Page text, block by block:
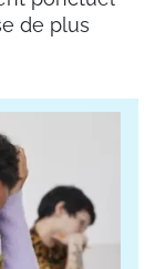
de plus